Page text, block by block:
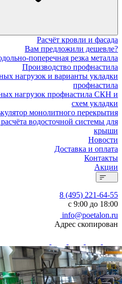
Расчёт кровли и фасада
Вам предложили дешевле?
поперечная резка металла
Производство профнастила
нагрузок и варианты укладки
профнастила
нагрузок профнастила СКН и
схем укладки
монолитного перекрытия
водосточной системы для
крыши
Новости
Доставка и оплата
Контакты
Акции
8 (495) 221-64-55
с 9:00 до 18:00
info@poetalon.ru
Адрес скопирован